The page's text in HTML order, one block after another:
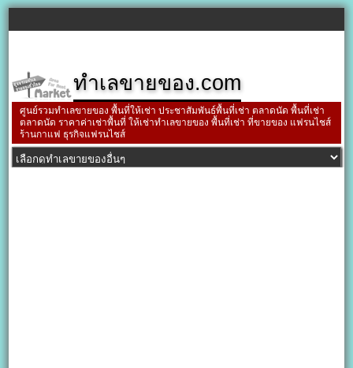
ทำเลขายของ.com
ศูนย์รวมทำเลขายของ พื้นที่ให้เช่า ประชาสัมพันธ์พื้นที่เช่า ตลาดนัด พื้นที่เช่า
ตลาดนัด ราคาค่าเช่าพื้นที่ ให้เช่าทำเลขายของ พื้นที่เช่า ที่ขายของ แฟรนไชส์
ร้านกาแฟ ธุรกิจแฟรนไชส์